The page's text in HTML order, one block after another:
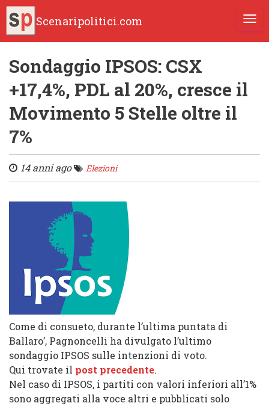
Scenaripolitici.com
Sondaggio IPSOS: CSX
+17,4%, PDL al 20%, cresce il
Movimento 5 Stelle oltre il
7%
14 anni ago Elezioni
Come di consueto, durante l’ultima puntata di
Ballaro’, Pagnoncelli ha divulgato l’ultimo
sondaggio IPSOS sulle intenzioni di voto.
Qui trovate il post precedente.
Nel caso di IPSOS, i partiti con valori inferiori all’1%
sono aggregati alla voce altri e pubblicati solo